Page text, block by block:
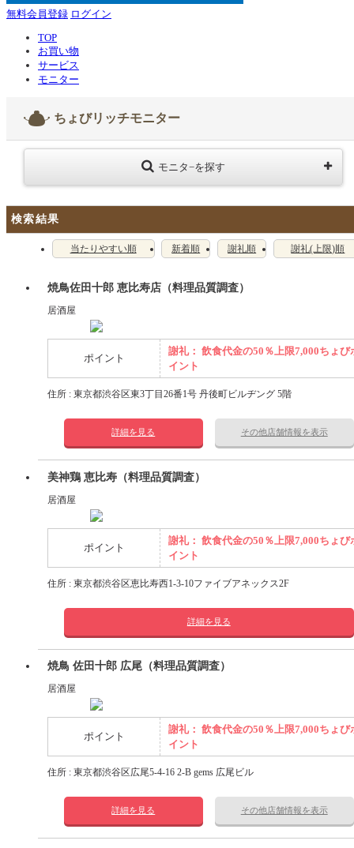
無料会員登録 ログイン
TOP
お買い物
サービス
モニター
ちょびリッチモニター
モニタ−を探す
検索結果
当たりやすい順 新着順 謝礼順 謝礼(上限)順
焼鳥佐田十郎 恵比寿店（料理品質調査）
居酒屋
ポイント
謝礼： 飲食代金の50％上限7,000ちょび
イント
住所 : 東京都渋谷区東3丁目26番1号 丹後町ビルヂング 5階
詳細を見る その他店舗情報を表示
美神鶏 恵比寿（料理品質調査）
居酒屋
ポイント
謝礼： 飲食代金の50％上限7,000ちょび
イント
住所 : 東京都渋谷区恵比寿西1-3-10ファイブアネックス2F
詳細を見る
焼鳥 佐田十郎 広尾（料理品質調査）
居酒屋
ポイント
謝礼： 飲食代金の50％上限7,000ちょび
イント
住所 : 東京都渋谷区広尾5-4-16 2-B gems 広尾ビル
詳細を見る その他店舗情報を表示